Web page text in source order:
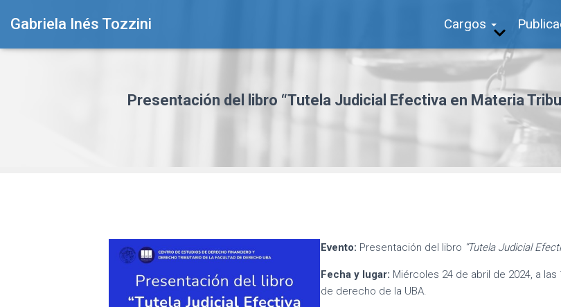
Gabriela Inés Tozzini Cargos
Presentación del libro “Tutela Judicial Efectiva en Materia
Evento: Presentación del libro “Tutela Judicial
Fecha y lugar: Miércoles 24 de abril de 2024, a
de derecho de la UBA.